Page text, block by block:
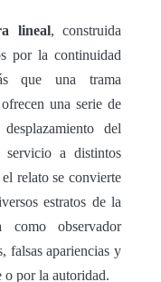
lineal, construida
por la continuidad
que una trama
una serie de
del
servicio a distintos
relato se convierte
estratos de la
como observador
falsas apariencias y
o por la autoridad.